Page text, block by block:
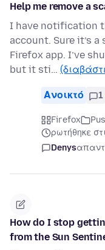
Help me remove a
I have notification
account. Sure it’s
Firefox app. I’ve
but it sti…
Ανοικτό 1
Firefox
ρωτήθηκε
Denys
How do I stop
from the Sun